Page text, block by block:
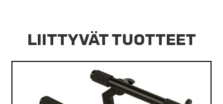
LIITTYVÄT TUOTTEET